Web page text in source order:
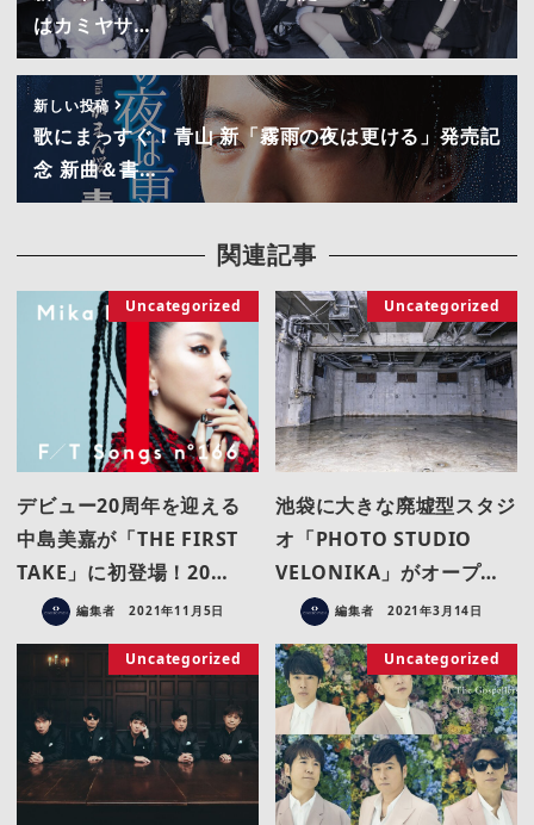
はカミヤサ…
新しい投稿
歌にまっすぐ！青山 新「霧雨の夜は更ける」発売記
念 新曲＆書…
関連記事
Uncategorized
デビュー20周年を迎える
中島美嘉が「THE FIRST
TAKE」に初登場！20…
編集者 2021年11月5日
Uncategorized
池袋に大きな廃墟型スタジ
オ「PHOTO STUDIO
VELONIKA」がオープ…
編集者 2021年3月14日
Uncategorized Uncategorized